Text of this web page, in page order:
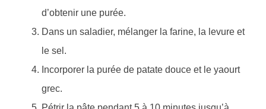
d’obtenir une purée.
Dans un saladier, mélanger la farine, la levure et
le sel.
Incorporer la purée de patate douce et le yaourt
grec.